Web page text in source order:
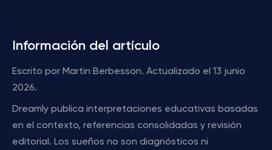
Información del artículo
Escrito por Martin Berbesson. Actualizado el 13 junio
2026.
Dreamly publica interpretaciones educativas basadas
en el contexto, referencias consolidadas y revisión
editorial. Los sueños no son diagnósticos ni